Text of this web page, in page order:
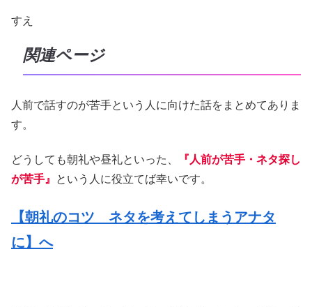
すえ
関連ページ
人前で話すのが苦手という人に向けた話をまとめてありま
す。
どうしても朝礼や昼礼といった、
『人前が苦手・ネタ探し
が苦手』
という人に役立てば幸いです。
【朝礼のコツ ネタを考えてしまうアナタ
に】へ